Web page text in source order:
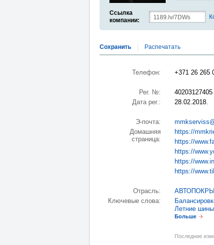
Ссылка
компании:
Сохранить Распечатать
Телефон: +371 26 265
Рег. №:
40203127405
Дата рег.:
28.02.2018.
Э-почта:
Домашняя
страница:
https://
https://
https://
https://
https://
Отрасль:
Ключевые слова:
Летние шины
Больше
Последние